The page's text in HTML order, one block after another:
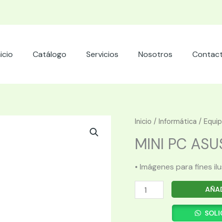
Catálogo Servicios Nosotros
Inicio / Informática /
MINI PC
• Imágenes para fines
MINI
PC